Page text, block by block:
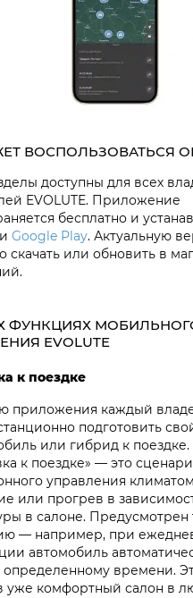
ВОСПОЛЬЗОВАТЬСЯ
доступны для всех
EVOLUTE. Приложение
бесплатно и
и Google Play. Актуальную
скачать или обновить в
ФУНКЦИЯХ
EVOLUTE
к поездке
приложения каждый
подготовить
или гибрид к
к поездке» — это
управления
или прогрев в
в салоне. Предусмотрен
— например, при
автомобиль
определенному времени.
уже комфортный салон в